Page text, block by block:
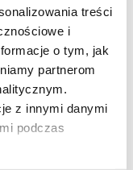
treści
i
o tym, jak
partnerom
z innymi danymi
podczas
i parków
Mallson Polska
otwartych
obiektów
mkw.,